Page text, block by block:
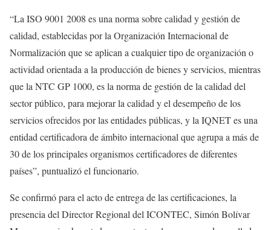
“La ISO 9001 2008 es una norma sobre calidad y gestión de
calidad, establecidas por la Organización Internacional de
Normalización que se aplican a cualquier tipo de organización o
actividad orientada a la producción de bienes y servicios, mientras
que la NTC GP 1000, es la norma de gestión de la calidad del
sector público, para mejorar la calidad y el desempeño de los
servicios ofrecidos por las entidades públicas, y la IQNET es una
entidad certificadora de ámbito internacional que agrupa a más de
30 de los principales organismos certificadores de diferentes
países”, puntualizó el funcionario.
Se confirmó para el acto de entrega de las certificaciones, la
presencia del Director Regional del ICONTEC, Simón Bolívar